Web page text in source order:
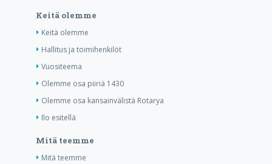
Keitä olemme
Keitä olemme
Hallitus ja toimihenkilöt
Vuositeema
Olemme osa piiriä 1430
Olemme osa kansainvälistä Rotarya
Ilo esitellä
Mitä teemme
Mitä teemme